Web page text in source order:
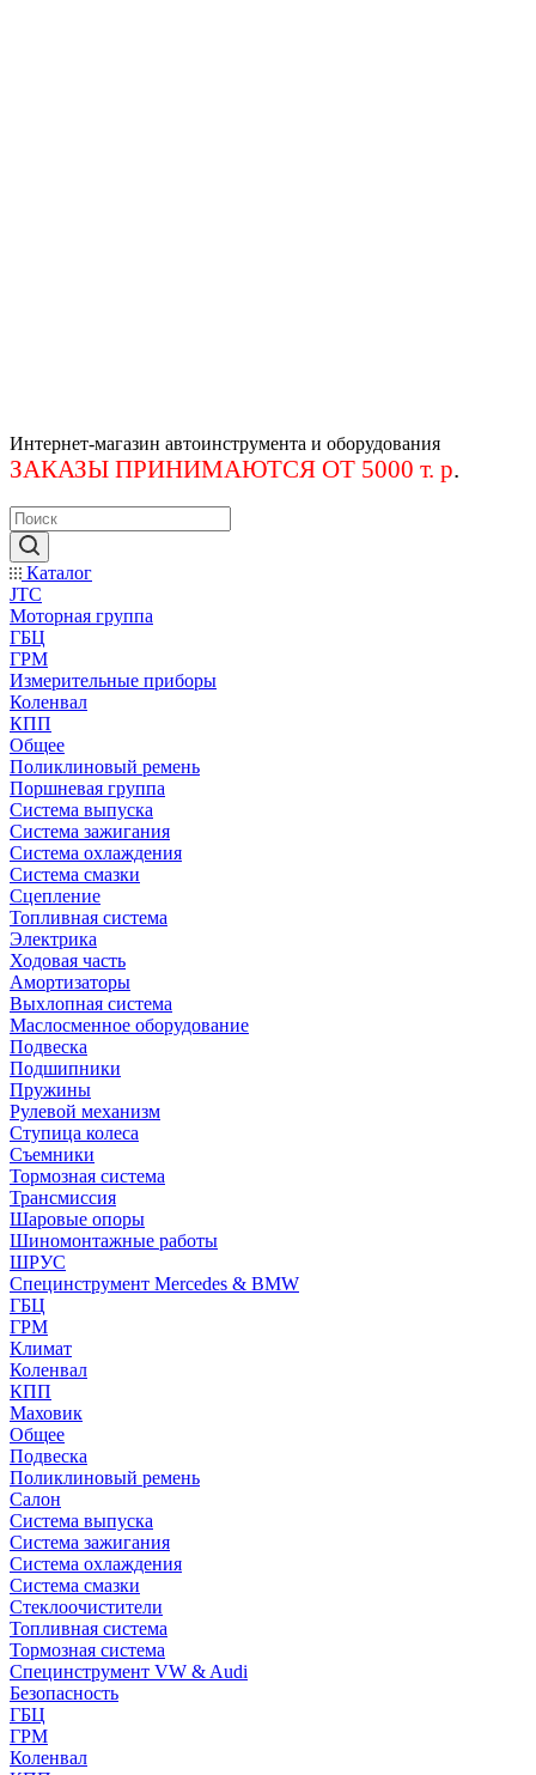
Интернет-магазин автоинструмента и оборудования
ЗАКАЗЫ ПРИНИМАЮТСЯ ОТ 5000 т. р.
Каталог
JTC
Моторная группа
ГБЦ
ГРМ
Измерительные приборы
Коленвал
КПП
Общее
Поликлиновый ремень
Поршневая группа
Система выпуска
Система зажигания
Система охлаждения
Система смазки
Сцепление
Топливная система
Электрика
Ходовая часть
Амортизаторы
Выхлопная система
Маслосменное оборудование
Подвеска
Подшипники
Пружины
Рулевой механизм
Ступица колеса
Съемники
Тормозная система
Трансмиссия
Шаровые опоры
Шиномонтажные работы
ШРУС
Специнструмент Mercedes & BMW
ГБЦ
ГРМ
Климат
Коленвал
КПП
Маховик
Общее
Подвеска
Поликлиновый ремень
Салон
Система выпуска
Система зажигания
Система охлаждения
Система смазки
Стеклоочистители
Топливная система
Тормозная система
Специнструмент VW & Audi
Безопасность
ГБЦ
ГРМ
Коленвал